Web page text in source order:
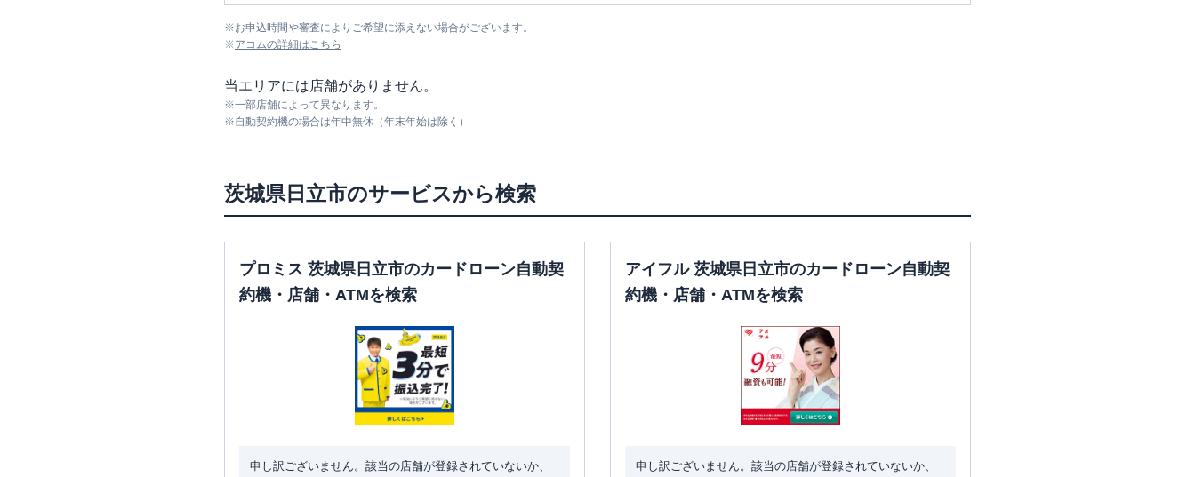
※お申込時間や審査によりご希望に添えない場合がございます。
※アコムの詳細はこちら
当エリアには店舗がありません。
※一部店舗によって異なります。
※自動契約機の場合は年中無休（年末年始は除く）
茨城県 日立市のサービスから検索
プロミス 茨城県日立市のカードローン自動契
約機・店舗・ATMを検索
申し訳ございません。該当の店舗が登録されていないか、
アイフル 茨城県日立市のカードローン自動契
約機・店舗・ATMを検索
申し訳ございません。該当の店舗が登録されていないか、